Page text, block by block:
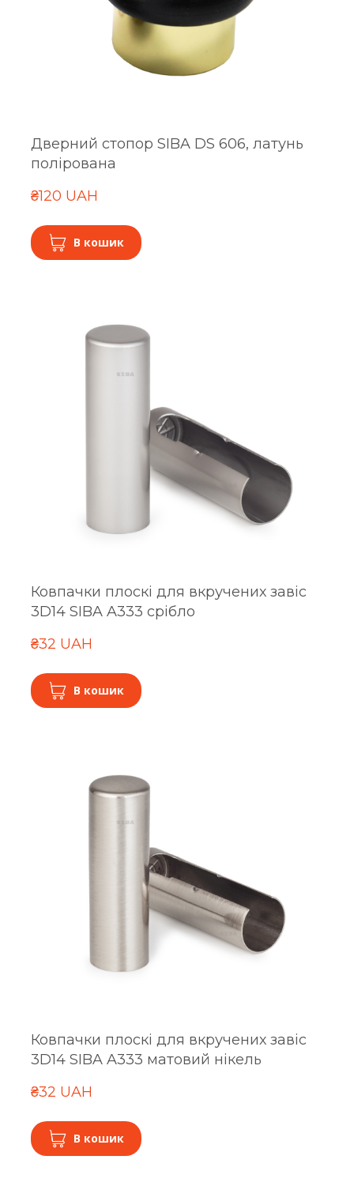
Дверний стопор SIBA DS 606, латунь
полірована
₴120 UAH
В кошик
Ковпачки плоскі для вкручених завіс
3D14 SIBA A333 срібло
₴32 UAH
В кошик
Ковпачки плоскі для вкручених завіс
3D14 SIBA A333 матовий нікель
₴32 UAH
В кошик